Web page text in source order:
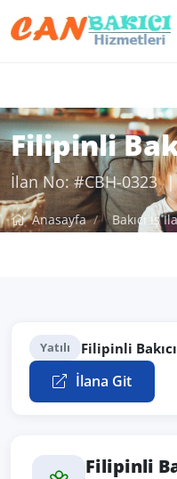
Filipinli
İlan No: #CBH-0323
Anasayfa Bakıcı İş
Yatılı Filipinli
İlana Git
Filipinli